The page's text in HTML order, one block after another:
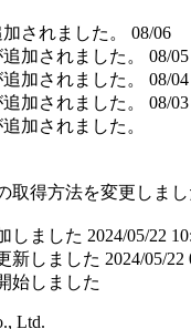
されました。
08/06
加されました。
08/05
加されました。
08/04
加されました。
08/03
加されました。
取得方法を変更しまし
しました 2024/05/22
新しました 2024/05/22
始しました
Ltd.